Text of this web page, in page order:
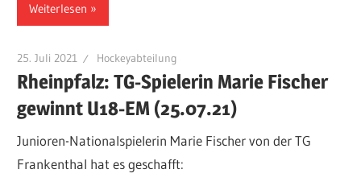
Weiterlesen
25. Juli 2021 Hockeyabteilung
Rheinpfalz: TG-Spielerin Marie Fischer
gewinnt U18-EM (25.07.21)
Junioren-Nationalspielerin Marie Fischer von der TG
Frankenthal hat es geschafft: